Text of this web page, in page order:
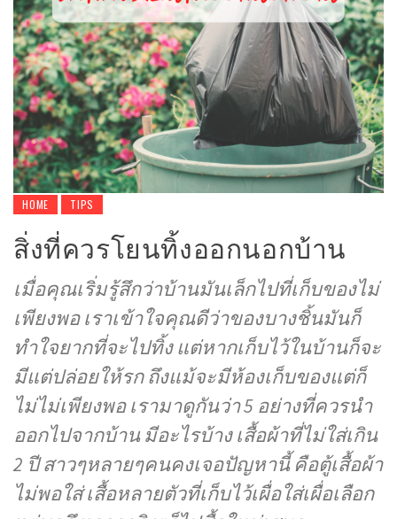
HOME TIPS
สิ่งที่ควรโยนทิ้งออกนอกบ้าน
เมื่อคุณเริ่มรู้สึกว่าบ้านมันเล็กไปที่เก็บของไม่
เพียงพอ เราเข้าใจคุณดีว่าของบางชิ้นมันก็
ทำใจยากที่จะไปทิ้ง แต่หากเก็บไว้ในบ้านก็จะ
มีแต่ปล่อยให้รก ถึงแม้จะมีห้องเก็บของแต่ก็
ไม่ไม่เพียงพอ เรามาดูกันว่า 5 อย่างที่ควรนำ
ออกไปจากบ้าน มีอะไรบ้าง เสื้อผ้าที่ไม่ใส่เกิน
2 ปี สาวๆหลายๆคนคงเจอปัญหานี้ คือตู้เสื้อผ้า
ไม่พอใส่ เสื้อหลายตัวที่เก็บไว้เผื่อใส่เผื่อเลือก